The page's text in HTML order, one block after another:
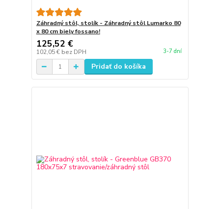
Záhradný stôl, stolík - Záhradný stôl Lumarko 80
x 80 cm biely fossano!
125,52 €
102,05 € bez DPH 3-7 dní
Pridať do košíka